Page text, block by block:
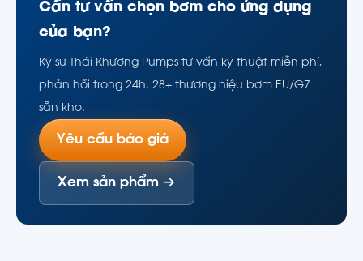
Cần tư vấn chọn bơm cho ứng dụng
của bạn?
Kỹ sư Thái Khương Pumps tư vấn kỹ thuật miễn phí,
phản hồi trong 24h. 28+ thương hiệu bơm EU/G7
sẵn kho.
Yêu cầu báo giá
Xem sản phẩm →